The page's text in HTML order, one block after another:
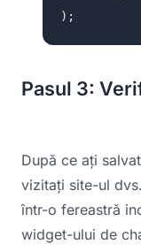
);
Pasul 3:
După ce ați
vizitați site-ul
într-o fereastră
widget-ului de